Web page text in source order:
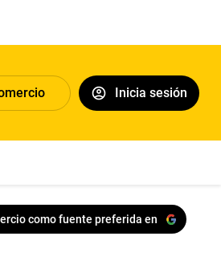
Inicia sesión
como fuente preferida en